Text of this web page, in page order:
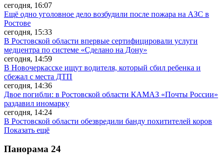
сегодня, 16:07
Ещё одно уголовное дело возбудили после пожара на АЗС в
Ростове
сегодня, 15:33
В Ростовской области впервые сертифицировали услуги
медцентра по системе «Сделано на Дону»
сегодня, 14:59
В Новочеркасске ищут водителя, который сбил ребенка и
сбежал с места ДТП
сегодня, 14:36
Двое погибли: в Ростовской области КАМАЗ «Почты России»
раздавил иномарку
сегодня, 14:24
В Ростовской области обезвредили банду похитителей коров
Показать ещё
Панорама 24